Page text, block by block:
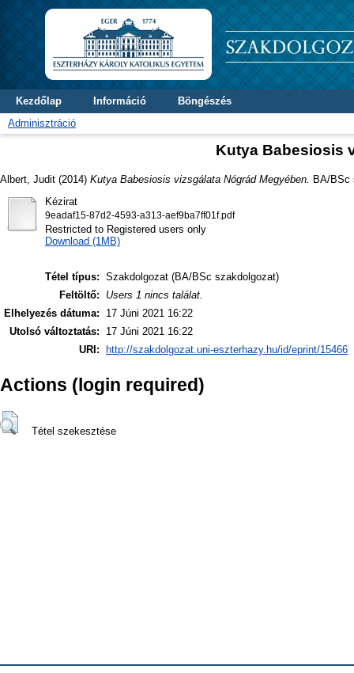
Kezdőlap Információ
Böngészés
Adminisztráció
Kutya Babesiosis
Albert, Judit (2014) Kutya Babesiosis vizsgálata Nógrád Megyében.
BA/BSc
Kézirat
9eadaf15-87d2-4593-a313-aef9ba7ff01f.pdf
Restricted to Registered users only
Download (1MB)
Tétel típus: Szakdolgozat (BA/BSc szakdolgozat)
Feltöltő:
Users 1 nincs találat.
Elhelyezés dátuma:
17 Júni 2021 16:22
Utolsó változtatás:
17 Júni 2021 16:22
URI:
http://szakdolgozat.uni-eszterhazy.hu/id/eprint/15466
Actions (login required)
Tétel szekesztése